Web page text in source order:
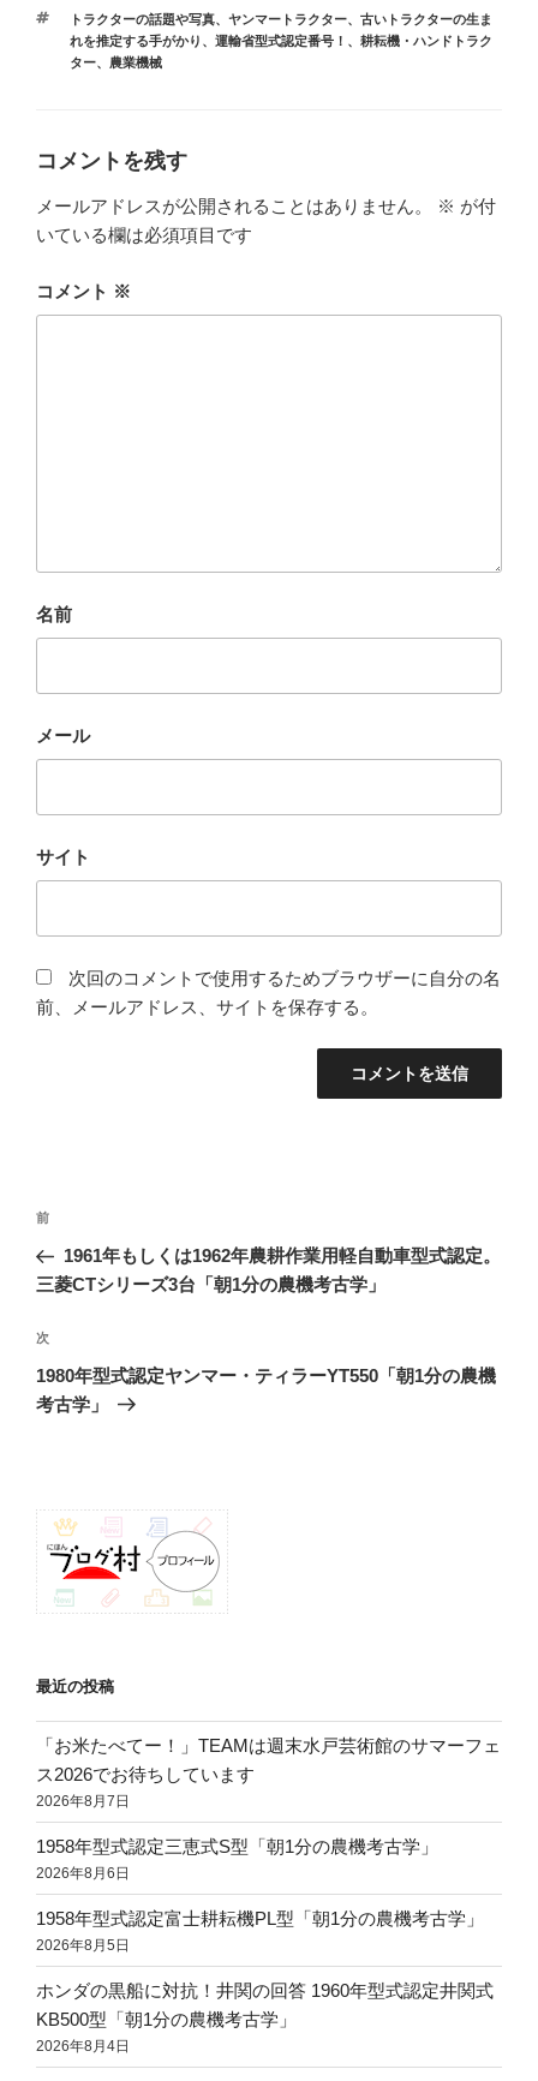
ゴ
リ
ー
タ
グ
トラクターの話題や写真、 ヤンマートラクター、 古いトラクターの生ま
れを推定する手がかり、運輸省型式認定番号！ 、 耕耘機・ハンドトラク
ター、 農業機械
コメントを残す
メールアドレスが公開されることはありません。 ※ が付
いている欄は必須項目です
コメント ※
名前
メール
サイト
次回のコメントで使用するためブラウザーに自分の名
前、メールアドレス、サイトを保存する。
投
ナ
ゲ
ー
シ
前
の
投
前
1961年もしくは1962年農耕作業用軽自動車型式認定。
三菱CTシリーズ3台「朝1分の農機考古学」
次
の
投
次
1980年型式認定ヤンマー・ティラーYT550「朝1分の農機
考古学」
最近の投稿
「お米たべてー！」TEAMは週末水戸芸術館のサマーフェ
ス2026でお待ちしています
2026年8月7日
1958年型式認定三恵式S型「朝1分の農機考古学」
2026年8月6日
1958年型式認定富士耕耘機PL型「朝1分の農機考古学」
2026年8月5日
ホンダの黒船に対抗！井関の回答 1960年型式認定井関式
KB500型「朝1分の農機考古学」
2026年8月4日